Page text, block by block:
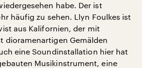
habe. Der ist
häufig zu sehen. Llyn Foulkes ist
aus Kalifornien, der mit
dioramenartigen Gemälden
eine Soundinstallation hier hat
Musikinstrument, eine